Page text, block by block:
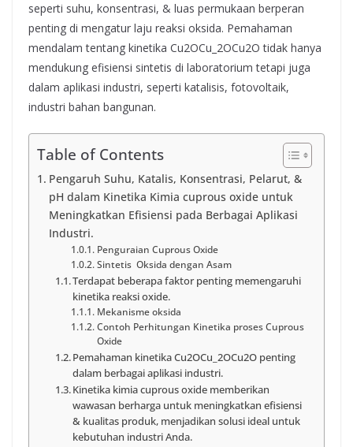
seperti suhu, konsentrasi, & luas permukaan berperan
penting di mengatur laju reaksi oksida. Pemahaman
mendalam tentang kinetika Cu2OCu_2OCu2​O tidak hanya
mendukung efisiensi sintetis di laboratorium tetapi juga
dalam aplikasi industri, seperti katalisis, fotovoltaik,
industri bahan bangunan.
Table of Contents
Pengaruh Suhu, Katalis, Konsentrasi, Pelarut, &
pH dalam Kinetika Kimia cuprous oxide untuk
Meningkatkan Efisiensi pada Berbagai Aplikasi
Industri.
Penguraian Cuprous Oxide
Sintetis Oksida dengan Asam
Terdapat beberapa faktor penting memengaruhi
kinetika reaksi oxide.
Mekanisme oksida
Contoh Perhitungan Kinetika proses Cuprous
Oxide
Pemahaman kinetika Cu2OCu_2OCu2​O penting
dalam berbagai aplikasi industri.
Kinetika kimia cuprous oxide memberikan
wawasan berharga untuk meningkatkan efisiensi
& kualitas produk, menjadikan solusi ideal untuk
kebutuhan industri Anda.